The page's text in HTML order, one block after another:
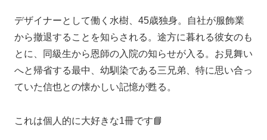
デザイナーとして働く水樹、45歳独身。自社が服飾業
から撤退することを知らされる。途方に暮れる彼女のも
とに、同級生から恩師の入院の知らせが入る。お見舞い
へと帰省する最中、幼馴染である三兄弟、特に思い合っ
ていた信也との懐かしい記憶が甦る。
これは個人的に大好きな1冊です📘